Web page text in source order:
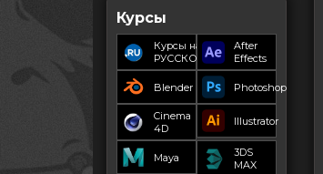
Курсы
Курсы на
РУССКОМ
After
Effects
Blender Photoshop
Cinema
4D
Illustrator
Maya
3DS
MAX